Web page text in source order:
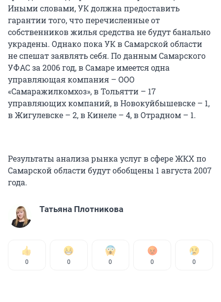
Иными словами, УК должна предоставить
гарантии того, что перечисленные от
собственников жилья средства не будут банально
украдены. Однако пока УК в Самарской области
не спешат заявлять себя. По данным Самарского
УФАС за 2006 год, в Самаре имеется одна
управляющая компания – ООО
«Самаражилкомхоз», в Тольятти – 17
управляющих компаний, в Новокуйбышевске – 1,
в Жигулевске – 2, в Кинеле – 4, в Отрадном – 1.
Результаты анализа рынка услуг в сфере ЖКХ по
Самарской области будут обобщены 1 августа 2007
года.
Татьяна Плотникова
0 0 0 0 0